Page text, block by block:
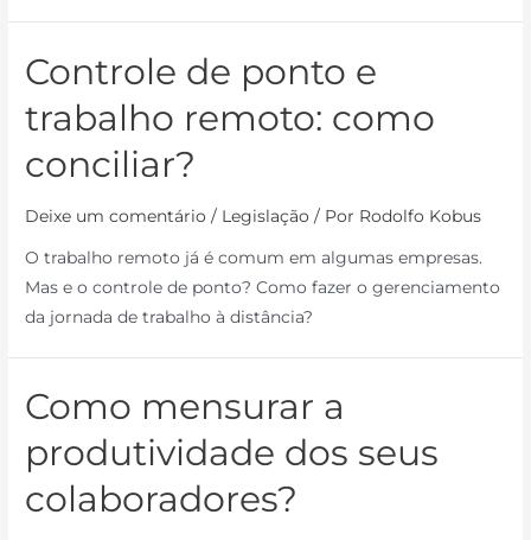
Controle de ponto e
trabalho remoto: como
conciliar?
Deixe um comentário / Legislação / Por Rodolfo Kobus
O trabalho remoto já é comum em algumas empresas.
Mas e o controle de ponto? Como fazer o gerenciamento
da jornada de trabalho à distância?
Como mensurar a
produtividade dos seus
colaboradores?